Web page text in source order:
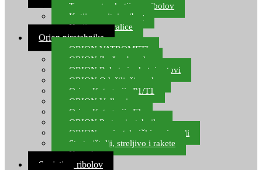
Transportne kutije za ribolov
Kutije za sitni pribor
Kutije za varalice
Orion pirotehnika
ORION VATROMETI
ORION Zračne bombe
ORION Rakete i raketni setovi
ORION Odašiljači zvuka
Orion Kategorija P1/T1
ORION Vulkani
Orion Kategorija F1
ORION Party pirotehnika
ORION nepirotehnički proizvodi
Start pištolji, streljivo i rakete
Kontakt
Savjeti za ribolov